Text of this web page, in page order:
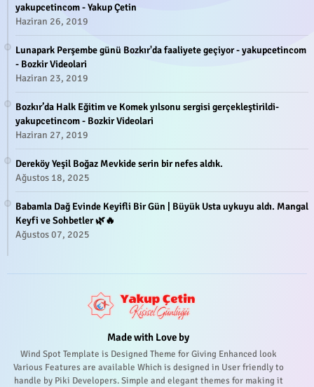
yakupcetincom - Yakup Çetin
Haziran 26, 2019
Lunapark Perşembe günü Bozkır'da faaliyete geçiyor - yakupcetincom
- Bozkir Videolari
Haziran 23, 2019
Bozkır’da Halk Eğitim ve Komek yılsonu sergisi gerçekleştirildi-
yakupcetincom - Bozkir Videolari
Haziran 27, 2019
Dereköy Yeşil Boğaz Mevkide serin bir nefes aldık.
Ağustos 18, 2025
Babamla Dağ Evinde Keyifli Bir Gün | Büyük Usta uykuyu aldı. Mangal
Keyfi ve Sohbetler 🌿🔥
Ağustos 07, 2025
Made with Love by
Wind Spot Template is Designed Theme for Giving Enhanced look
Various Features are available Which is designed in User friendly to
handle by Piki Developers. Simple and elegant themes for making it